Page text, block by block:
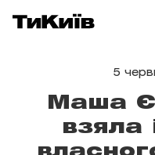
5
Маша
взяла